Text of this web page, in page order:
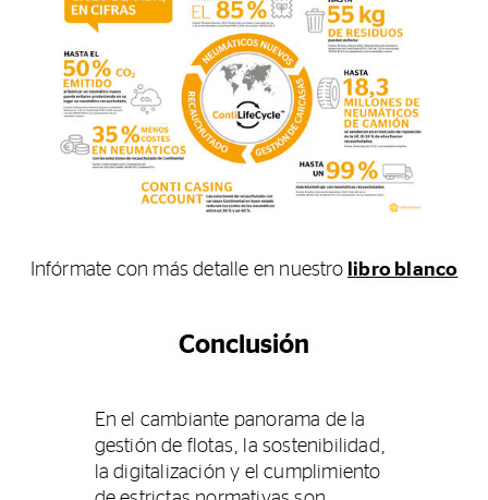
Infórmate con más detalle en nuestro libro blanco
Conclusión
En el cambiante panorama de la
gestión de flotas, la sostenibilidad,
la digitalización y el cumplimiento